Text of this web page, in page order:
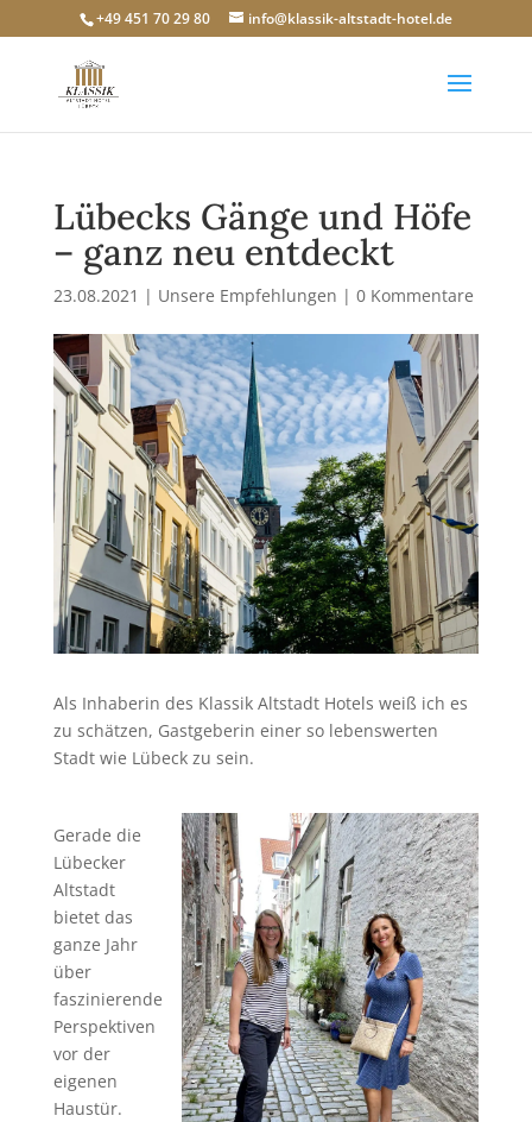
+49 451 70 29 80 info@klassik-altstadt-hotel.de
Lübecks Gänge und Höfe
– ganz neu entdeckt
23.08.2021 | Unsere Empfehlungen | 0 Kommentare
Als Inhaberin des Klassik Altstadt Hotels weiß ich es
zu schätzen, Gastgeberin einer so lebenswerten
Stadt wie Lübeck zu sein.
Gerade die
Lübecker
Altstadt
bietet das
ganze Jahr
über
faszinierende
Perspektiven
vor der
eigenen
Haustür.